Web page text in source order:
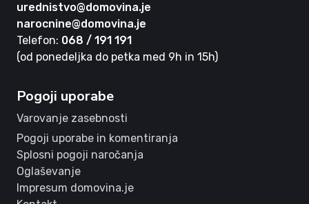
urednistvo@domovina.je
narocnine@domovina.je
Telefon: 068 / 191 191
(od ponedeljka do petka med 9h in 15h)
Pogoji uporabe
Varovanje zasebnosti
Pogoji uporabe in komentiranja
Splosni pogoji naročanja
Oglaševanje
Impresum domovina.je